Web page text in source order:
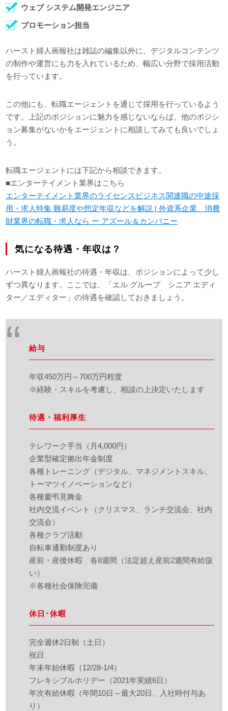
ウェブ システム開発エンジニア
プロモーション担当
ハースト婦人画報社は雑誌の編集以外に、デジタルコンテンツ
の制作や運営にも力を入れているため、幅広い分野で採用活動
を行っています。
この他にも、転職エージェントを通じて採用を行っているよう
です。上記のポジションに魅力を感じないならば、他のポジシ
ョン募集がないかをエージェントに相談してみても良いでしょ
う。
転職エージェントには下記から相談できます。
■エンターテイメント業界はこちら
エンターテイメント業界のライセンスビジネス関連職の中途採
用・求人特集 難易度や想定年収などを解説 | 外資系企業、消費
財業界の転職・求人なら ー アズール＆カンパニー
気になる待遇・年収は？
ハースト婦人画報社の待遇・年収は、ポジションによって少し
ずつ異なります。ここでは、「エル グループ シニア エディ
ター／エディター」の待遇を確認しておきましょう。
給与
年収450万円～700万円程度
※経験・スキルを考慮し、相談の上決定いたします
待遇・福利厚生
テレワーク手当（月4,000円）
企業型確定拠出年金制度
各種トレーニング（デジタル、マネジメントスキル、
トーマツイノベーションなど）
各種慶弔見舞金
社内交流イベント（クリスマス、ランチ交流会、社内
交流会）
各種クラブ活動
自転車通勤制度あり
産前・産後休暇 各8週間（法定超え産前2週間有給扱
い）
※各種社会保険完備
休日･休暇
完全週休2日制（土日）
祝日
年末年始休暇（12/28-1/4）
フレキシブルホリデー（2021年実績6日）
年次有給休暇（年間10日～最大20日、入社時付与あ
り）